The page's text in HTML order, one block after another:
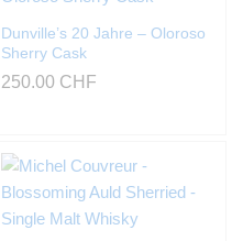
Dunville’s 20 Jahre – Oloroso
Sherry Cask
250.00 CHF